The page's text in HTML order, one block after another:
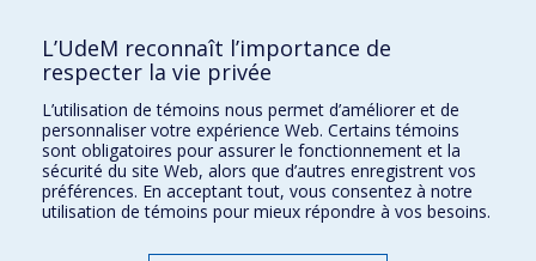
Comment soutenir l'École?
BESOIN D'AIDE?
Plan du site
Signaler une erreur
Accessibilité
FACULTÉ DES ARTS ET DES SCIENCES
L’UdeM reconnaît l’importance de
respecter la vie privée
L’utilisation de témoins nous permet d’améliorer et de
personnaliser votre expérience Web. Certains témoins
sont obligatoires pour assurer le fonctionnement et la
sécurité du site Web, alors que d’autres enregistrent vos
préférences. En acceptant tout, vous consentez à notre
utilisation de témoins pour mieux répondre à vos besoins.